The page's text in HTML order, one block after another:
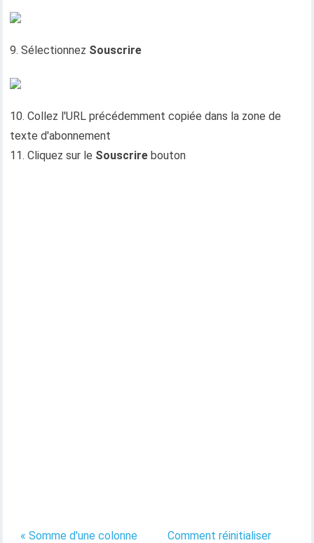
9. Sélectionnez Souscrire
10. Collez l'URL précédemment copiée dans la zone de
texte d'abonnement
11. Cliquez sur le Souscrire bouton
« Somme d'une colonne
Comment réinitialiser